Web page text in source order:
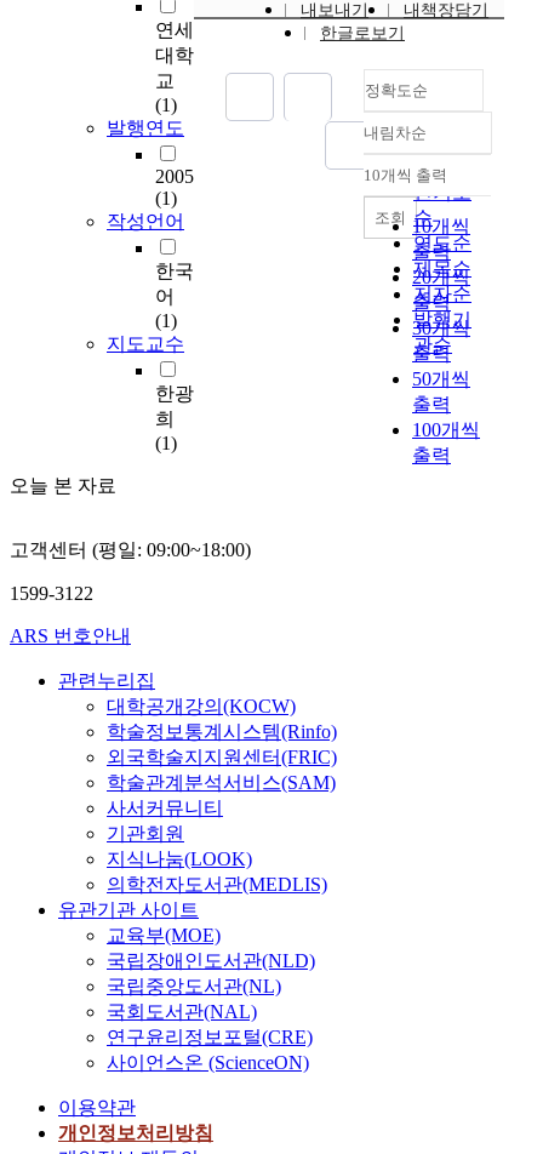
연세
대학
교
(1)
발행연도
2005
(1)
작성언어
한국
어
(1)
지도교수
한광
희
(1)
오늘 본 자료
i
v
s
내보내기
내책장담기
한글로보기
정확도순
정확도
순
인기도
순
연도순
제목순
저자순
발행기
관순
내림차순
내림차순
10개씩 출력
10개씩
출력
20개씩
출력
30개씩
출력
50개씩
출력
100개씩
출력
조회
고객센터 (평일: 09:00~18:00)
1599-3122
ARS 번호안내
관련누리집
대학공개강의(KOCW)
학술정보통계시스템(Rinfo)
외국학술지지원센터(FRIC)
학술관계분석서비스(SAM)
사서커뮤니티
기관회원
지식나눔(LOOK)
의학전자도서관(MEDLIS)
유관기관 사이트
교육부(MOE)
국립장애인도서관(NLD)
국립중앙도서관(NL)
국회도서관(NAL)
연구윤리정보포털(CRE)
사이언스온 (ScienceON)
이용약관
개인정보처리방침